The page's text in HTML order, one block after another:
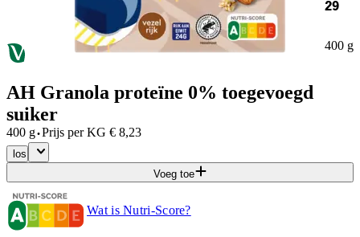
29
400 g
AH Granola proteïne 0% toegevoegd
suiker
400 g·Prijs per KG € 8,23
los
Voeg toe
Wat is Nutri-Score?